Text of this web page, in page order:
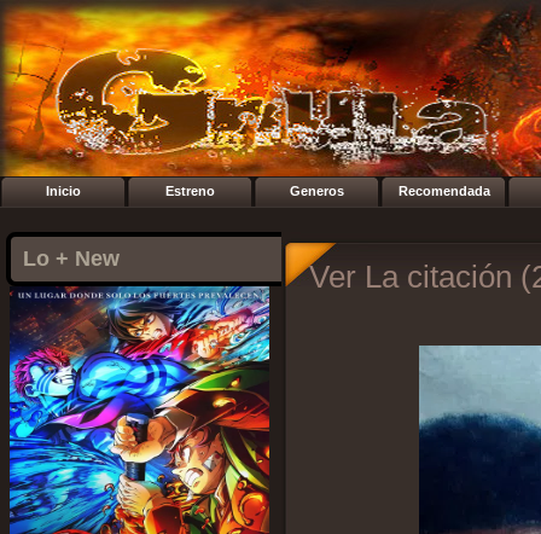
Inicio Estreno Generos Recomendada
Lo + New Ver La citación